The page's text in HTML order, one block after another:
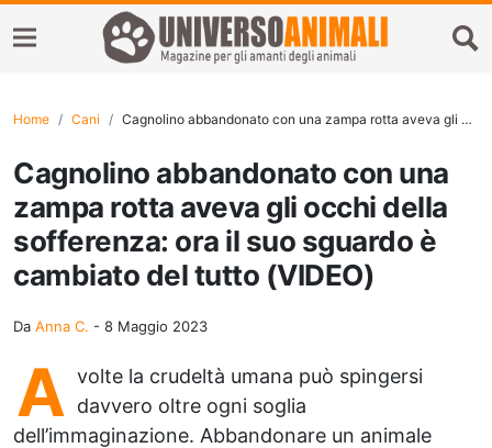
Home Cani Cagnolino abbandonato con una zampa rotta aveva gli occhi della sofferenza: ora il suo sguardo è cambiato del tutto (VIDEO)
Cagnolino abbandonato con una
zampa rotta aveva gli occhi della
sofferenza: ora il suo sguardo è
cambiato del tutto (VIDEO)
Da Anna C. - 8 Maggio 2023
A volte la crudeltà umana può spingersi
davvero oltre ogni soglia
dell’immaginazione. Abbandonare un animale